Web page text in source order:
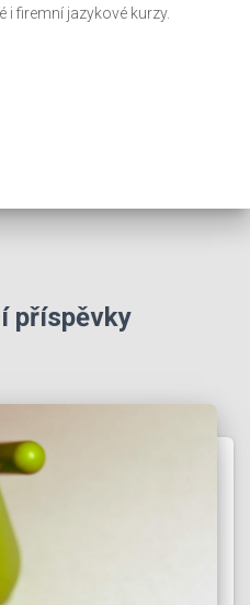
i firemní jazykové kurzy.
příspěvky